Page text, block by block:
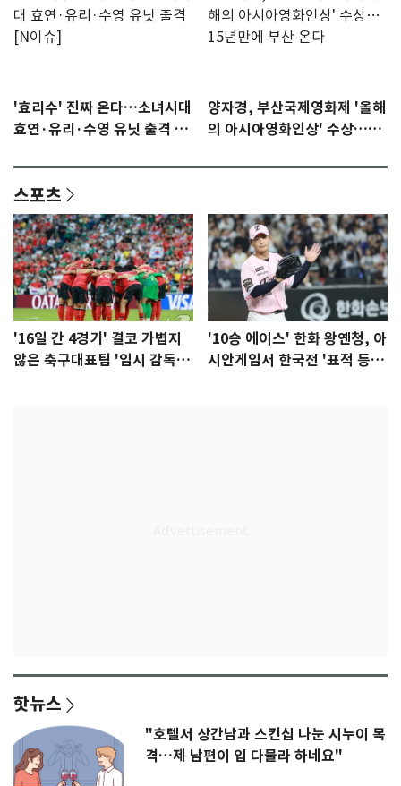
'효리수' 진짜 온다…소녀시대
효연·유리·수영 유닛 출격 [N
양자경, 부산국제영화제 '올해
의 아시아영화인상' 수상…15
스포츠
'16일 간 4경기' 결코 가볍지
않은 축구대표팀 '임시 감독'
'10승 에이스' 한화 왕옌청, 아
시안게임서 한국전 '표적 등
핫뉴스
"호텔서 상간남과 스킨십 나눈 시누이 목
격…제 남편이 입 다물라 하네요"